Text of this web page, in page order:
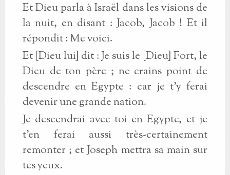
Et Dieu parla à Israël dans les visions de
la nuit, en disant : Jacob, Jacob ! Et il
répondit : Me voici.
Et [Dieu lui] dit : Je suis le [Dieu] Fort, le
Dieu de ton père ; ne crains point de
descendre en Egypte : car je t’y ferai
devenir une grande nation.
Je descendrai avec toi en Egypte, et je
t’en ferai aussi très-certainement
remonter ; et Joseph mettra sa main sur
tes yeux.